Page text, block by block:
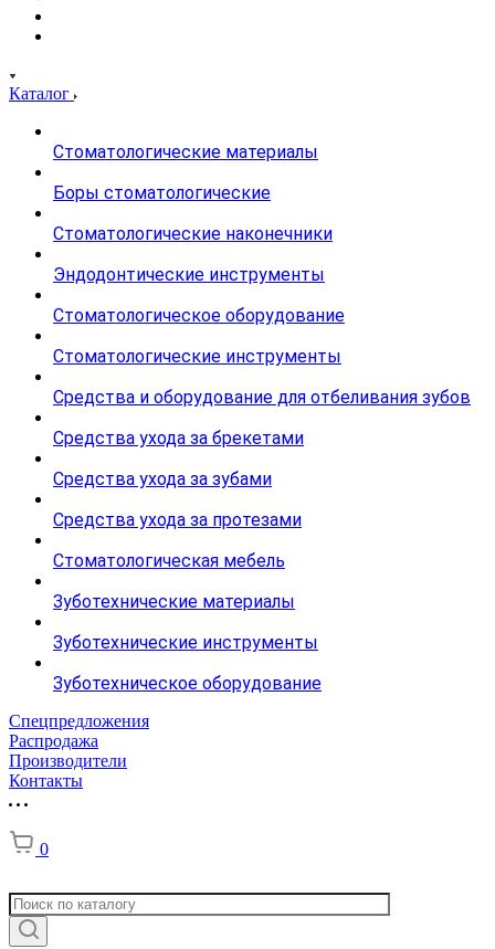
Каталог
Стоматологические материалы
Боры стоматологические
Стоматологические наконечники
Эндодонтические инструменты
Стоматологическое оборудование
Стоматологические инструменты
Средства и оборудование для отбеливания зубов
Средства ухода за брекетами
Средства ухода за зубами
Средства ухода за протезами
Стоматологическая мебель
Зуботехнические материалы
Зуботехнические инструменты
Зуботехническое оборудование
Спецпредложения
Распродажа
Производители
Контакты
0